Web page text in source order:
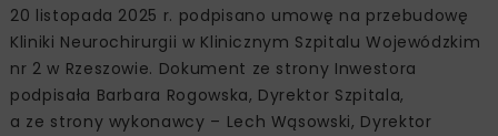
20 listopada 2025 r. podpisano umowę na przebudowę
Kliniki Neurochirurgii w Klinicznym Szpitalu Wojewódzkim
nr 2 w Rzeszowie. Dokument ze strony Inwestora
podpisała Barbara Rogowska, Dyrektor Szpitala,
a ze strony wykonawcy – Lech Wąsowski, Dyrektor